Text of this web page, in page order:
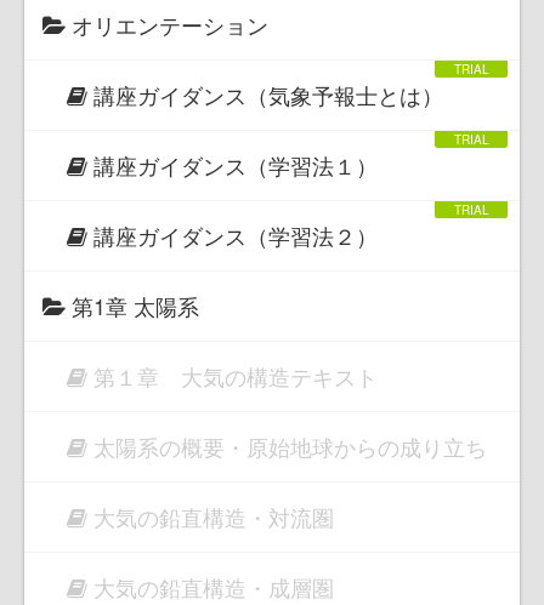
オリエンテーション
講座ガイダンス（気象予報士とは）
講座ガイダンス（学習法１）
講座ガイダンス（学習法２）
第1章 太陽系
第１章 大気の構造テキスト
太陽系の概要・原始地球からの成り立ち
大気の鉛直構造・対流圏
大気の鉛直構造・成層圏